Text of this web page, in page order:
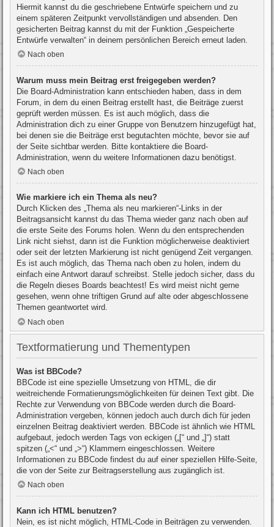
Hiermit kannst du die geschriebene Entwürfe speichern und zu
einem späteren Zeitpunkt vervollständigen und absenden. Den
gesicherten Beitrag kannst du mit der Funktion „Gespeicherte
Entwürfe verwalten“ in deinem persönlichen Bereich erneut laden.
Nach oben
Warum muss mein Beitrag erst freigegeben werden?
Die Board-Administration kann entschieden haben, dass in dem
Forum, in dem du einen Beitrag erstellt hast, die Beiträge zuerst
geprüft werden müssen. Es ist auch möglich, dass die
Administration dich zu einer Gruppe von Benutzern hinzugefügt hat,
bei denen sie die Beiträge erst begutachten möchte, bevor sie auf
der Seite sichtbar werden. Bitte kontaktiere die Board-
Administration, wenn du weitere Informationen dazu benötigst.
Nach oben
Wie markiere ich ein Thema als neu?
Durch Klicken des „Thema als neu markieren“-Links in der
Beitragsansicht kannst du das Thema wieder ganz nach oben auf
die erste Seite des Forums holen. Wenn du den entsprechenden
Link nicht siehst, dann ist die Funktion möglicherweise deaktiviert
oder seit der letzten Markierung ist nicht genügend Zeit vergangen.
Es ist auch möglich, das Thema nach oben zu holen, indem du
einfach eine Antwort darauf schreibst. Stelle jedoch sicher, dass du
die Regeln dieses Boards beachtest! Es wird meist nicht gerne
gesehen, wenn ohne triftigen Grund auf alte oder abgeschlossene
Themen geantwortet wird.
Nach oben
Textformatierung und Thementypen
Was ist BBCode?
BBCode ist eine spezielle Umsetzung von HTML, die dir
weitreichende Formatierungsmöglichkeiten für deinen Text gibt. Die
Rechte zur Verwendung von BBCode werden durch die Board-
Administration vergeben, können jedoch auch durch dich für jeden
einzelnen Beitrag deaktiviert werden. BBCode ist ähnlich wie HTML
aufgebaut, jedoch werden Tags von eckigen („[“ und „]“) statt
spitzen („<“ und „>“) Klammern eingeschlossen. Weitere
Informationen zu BBCode findest du auf einer speziellen Hilfe-Seite,
die von der Seite zur Beitragserstellung aus zugänglich ist.
Nach oben
Kann ich HTML benutzen?
Nein, es ist nicht möglich, HTML-Code in Beiträgen zu verwenden.